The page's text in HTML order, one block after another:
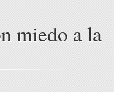
miedo a la